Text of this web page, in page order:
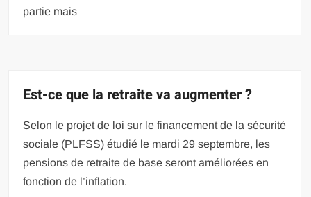
partie mais
Est-ce que la retraite va augmenter ?
Selon le projet de loi sur le financement de la sécurité
sociale (PLFSS) étudié le mardi 29 septembre, les
pensions de retraite de base seront améliorées en
fonction de l’inflation.